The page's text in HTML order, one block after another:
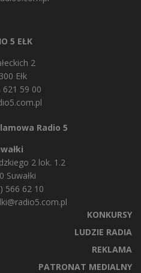
5 EŁK
2
Ełk
621 59 00
Radio 5
2 lok. 1.2
Suwałki
566 62 10
KONKURSY
LUDZIE RADIA
REKLAMA
PATRONAT MEDIALNY